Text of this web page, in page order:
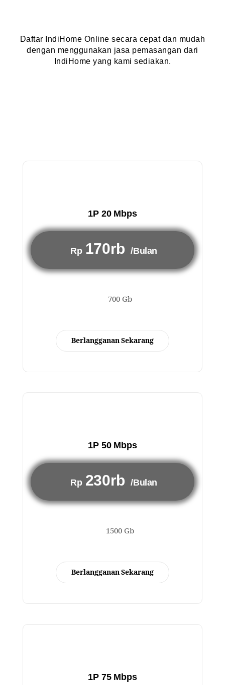
Daftar IndiHome Online secara cepat dan mudah
dengan menggunakan jasa pemasangan dari
IndiHome yang kami sediakan.
1P 20 Mbps
Rp 170rb /Bulan
700 Gb
Berlangganan Sekarang
1P 50 Mbps
Rp 230rb /Bulan
1500 Gb
Berlangganan Sekarang
1P 75 Mbps